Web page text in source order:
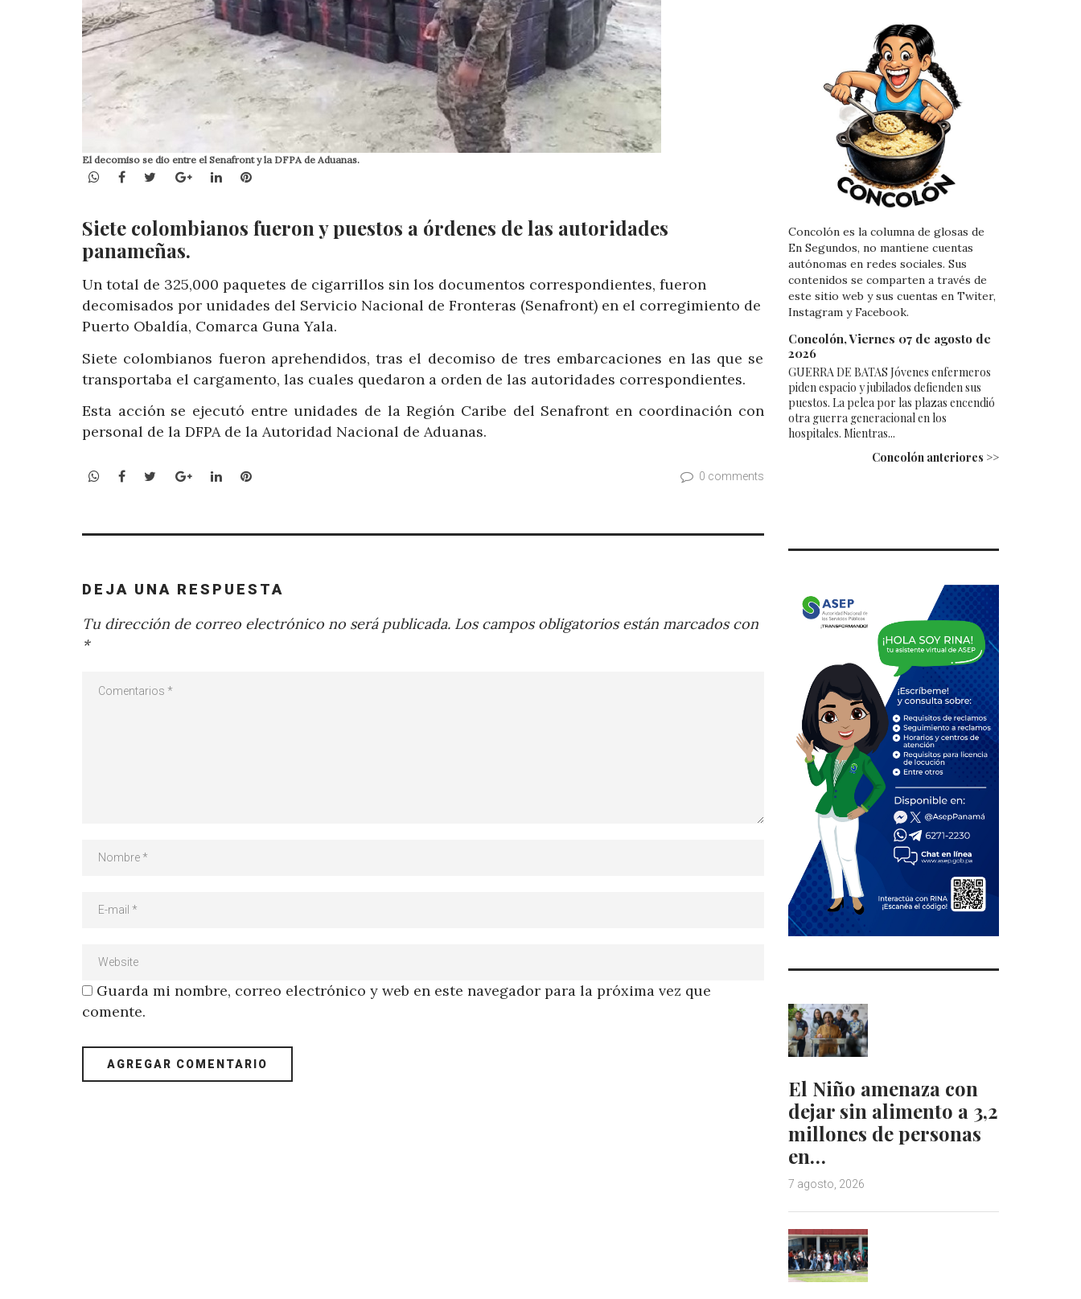
El decomiso se dio entre el Senafront y la DFPA de Aduanas.
WhatsApp
Facebook
TwitterGoogle+LinkedInPinterest
Siete colombianos fueron y puestos a órdenes de las autoridades
panameñas.
Un total de 325,000 paquetes de cigarrillos sin los documentos correspondientes, fueron
decomisados por unidades del Servicio Nacional de Fronteras (Senafront) en el corregimiento de
Puerto Obaldía, Comarca Guna Yala.
Siete colombianos fueron aprehendidos, tras el decomiso de tres embarcaciones en las que se
transportaba el cargamento, las cuales quedaron a orden de las autoridades correspondientes.
Esta acción se ejecutó entre unidades de la Región Caribe del Senafront en coordinación con
personal de la DFPA de la Autoridad Nacional de Aduanas.
WhatsApp
Facebook
TwitterGoogle+LinkedInPinterest 0 comments
DEJA UNA RESPUESTA
Tu dirección de correo electrónico no será publicada. Los campos obligatorios están marcados con
*
Guarda mi nombre, correo electrónico y web en este navegador para la próxima vez que
comente.
Concolón es la columna de glosas de
En Segundos, no mantiene cuentas
autónomas en redes sociales. Sus
contenidos se comparten a través de
este sitio web y sus cuentas en Twiter,
Instagram y Facebook.
Concolón, Viernes 07 de agosto de
2026
GUERRA DE BATAS Jóvenes enfermeros
piden espacio y jubilados defienden sus
puestos. La pelea por las plazas encendió
otra guerra generacional en los
hospitales. Mientras...
Concolón anteriores >>
El Niño amenaza con
dejar sin alimento a 3,2
millones de personas
en…
7 agosto, 2026